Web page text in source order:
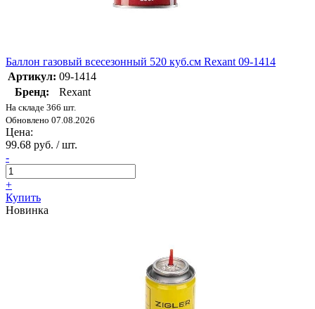
Баллон газовый всесезонный 520 куб.см Rexant 09-1414
Артикул: 09-1414
Бренд:
Rexant
На складе 366 шт.
Обновлено 07.08.2026
Цена:
99.68 руб. / шт.
-
+
Купить
Новинка